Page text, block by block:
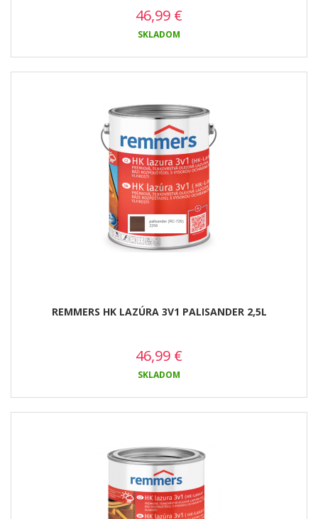
46,99 €
SKLADOM
REMMERS HK LAZÚRA 3V1 PALISANDER 2,5L
46,99 €
SKLADOM